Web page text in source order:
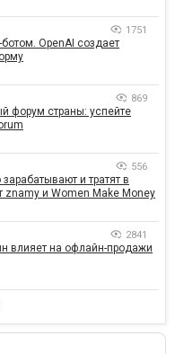
1751
ботом. OpenAI создает
869
форум страны: успейте
556
и тратят в
znamy и Women Make Money
2841
влияет на офлайн-продажи